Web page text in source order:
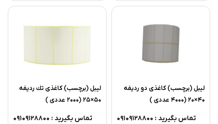
ليبل (برچسب) کاغذی دو رديفه
40×20 (4000 عددی )
تماس بگیرید : 09109128800
ليبل (برچسب) کاغذی تك رديفه
50×25 (2000 عددی )
تماس بگیرید : 09109128800